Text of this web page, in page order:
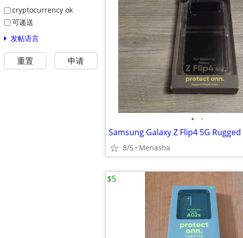
cryptocurrency ok
可递送
发帖语言
重置 申请
• •
8/5 Menasha
$5